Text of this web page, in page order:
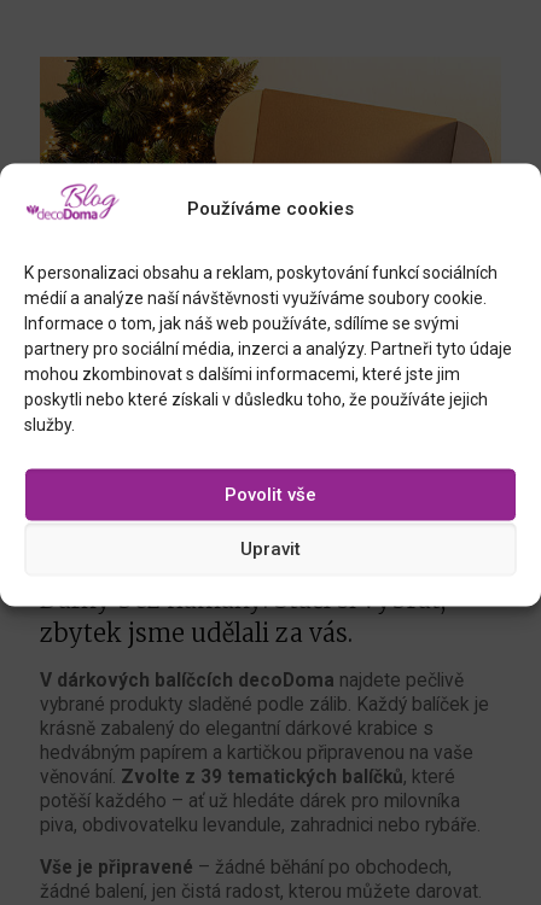
Používáme cookies
K personalizaci obsahu a reklam, poskytování funkcí sociálních
médií a analýze naší návštěvnosti využíváme soubory cookie.
Informace o tom, jak náš web používáte, sdílíme se svými
partnery pro sociální média, inzerci a analýzy. Partneři tyto údaje
mohou zkombinovat s dalšími informacemi, které jste jim
poskytli nebo které získali v důsledku toho, že používáte jejich
služby.
Povolit vše
Upravit
Dárky bez námahy: Stačí si vybrat,
zbytek jsme udělali za vás.
V dárkových balíčcích decoDoma najdete pečlivě
vybrané produkty sladěné podle zálib. Každý balíček je
krásně zabalený do elegantní dárkové krabice s
hedvábným papírem a kartičkou připravenou na vaše
věnování. Zvolte z 39 tematických balíčků, které
potěší každého – ať už hledáte dárek pro milovníka
piva, obdivovatelku levandule, zahradnici nebo rybáře.
Vše je připravené – žádné běhání po obchodech,
žádné balení, jen čistá radost, kterou můžete darovat.